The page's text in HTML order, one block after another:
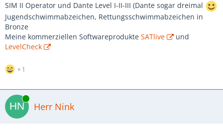
SIM II Operator und Dante Level I-II-III (Dante sogar dreimal
Jugendschwimmabzeichen, Rettungsschwimmabzeichen in
Bronze
Meine kommerziellen Softwareprodukte SATlive
und
LevelCheck
1
Online
Herr Nink